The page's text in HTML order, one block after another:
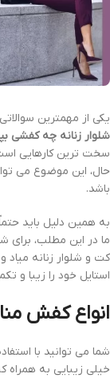
یکی از مهمترین
شلوار زنانه چه کفشی
سخت ترین کارهایی
حال، این موضوع می
باشد.
به همین دلیل باید
ما در این مطلب،
کت و شلوار زنانه میاد
استایل خود را زیبا و
انواع کفش
شما می توانید با
خیلی زیبایی به